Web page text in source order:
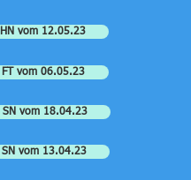
HN vom 12.05.23
FT vom 06.05.23
SN vom 18.04.23
SN vom 13.04.23